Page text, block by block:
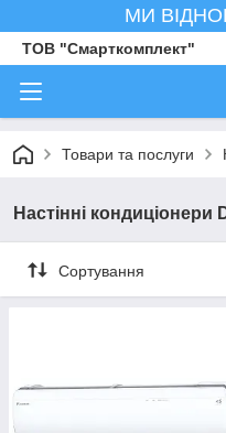
МИ
ТОВ "Смарткомплект"
Товари та послуги
Настінні кондиціонери
Сортування